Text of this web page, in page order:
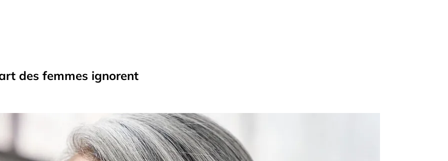
des femmes ignorent